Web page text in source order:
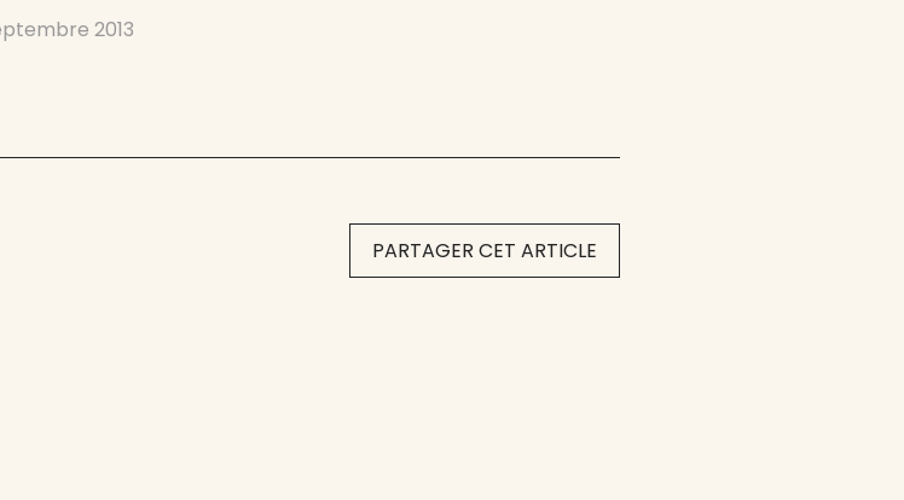
2013
PARTAGER CET ARTICLE